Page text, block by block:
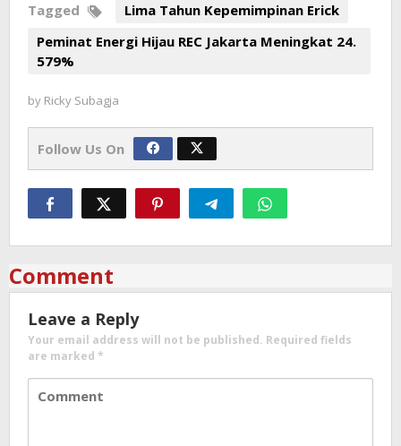
Tagged
Lima Tahun Kepemimpinan Erick
Peminat Energi Hijau REC Jakarta Meningkat 24.
579%
by Ricky Subagja
Follow Us On
Comment
Leave a Reply
Your email address will not be published. Required fields
are marked *